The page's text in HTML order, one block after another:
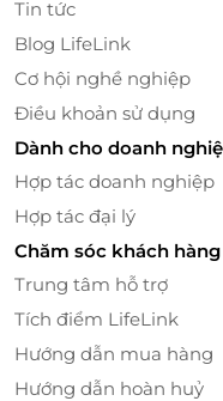
Không gian sang
hoa
Nhà hàng Ngân Đình
Đông hiện đại, nội
nhàng cùng các
không gian lý tưởng
bữa tiệc thân mật
đều mang lại cảm
phần trang trọng.
Tin tức
Blog LifeLink
Cơ hội nghề nghiệp
Điều khoản sử dụng
Dành cho doanh
Hợp tác doanh nghiệp
Hợp tác đại lý
Chăm sóc khách hàng
Trung tâm hỗ trợ
Tích điểm LifeLink
Hướng dẫn mua hàng
Hướng dẫn hoàn huỷ